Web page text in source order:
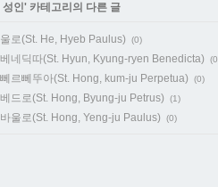
성인' 카테고리의 다른 글
로(St. He, Hyeb Paulus) (0)
네딕따(St. Hyun, Kyung-ryen Benedicta)
르뻬뚜아(St. Hong, kum-ju Perpetua) (0)
드로(St. Hong, Byung-ju Petrus) (1)
울로(St. Hong, Yeng-ju Paulus) (0)